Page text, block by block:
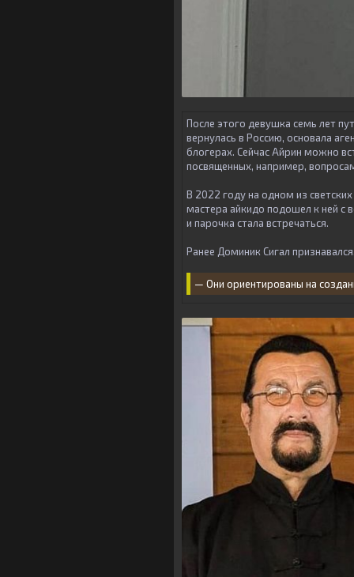
После этого девушка семь лет
вернулась в Россию, основала
блогерах. Сейчас Айрин можно
посвященных, например,
В 2022 году на одном из
мастера айкидо подошел к ней с
и парочка стала встречаться.
Ранее Доминик Сигал
— Они ориентированы на